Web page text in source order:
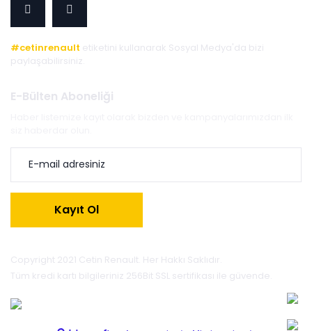
#cetinrenault etiketini kullanarak Sosyal Medya'da bizi
paylaşabilirsiniz.
E-Bülten Aboneliği
Kayıt Ol
Copyright 2021 Cetin Renault. Her Hakkı Saklıdır.
Tüm kredi kartı bilgileriniz 256Bit SSL sertifikası ile güvende.